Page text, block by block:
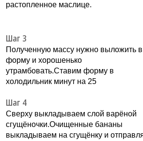
растопленное маслице.
Шаг 3
Полученную массу нужно выложить в
форму и хорошенько
утрамбовать.Ставим форму в
холодильник минут на 25
Шаг 4
Сверху выкладываем слой варёной
сгущёночки.Очищенные бананы
выкладываем на сгущёнку и